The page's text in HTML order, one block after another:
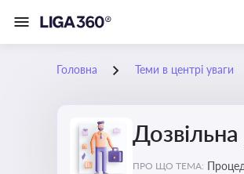
Головна Теми в центрі уваги
Дозвільна
ПРО ЩО ТЕМА: